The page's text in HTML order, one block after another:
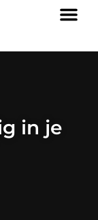
in je